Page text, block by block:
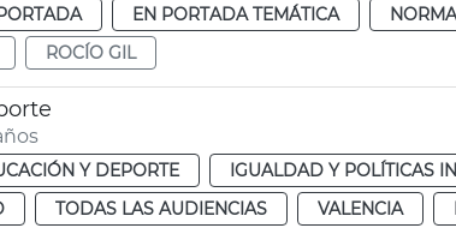
EN PORTADA TEMÁTICA
ROCÍO GIL
Y DEPORTE
IGUALDAD Y POLÍTICAS
TODAS LAS AUDIENCIAS VALENCIA